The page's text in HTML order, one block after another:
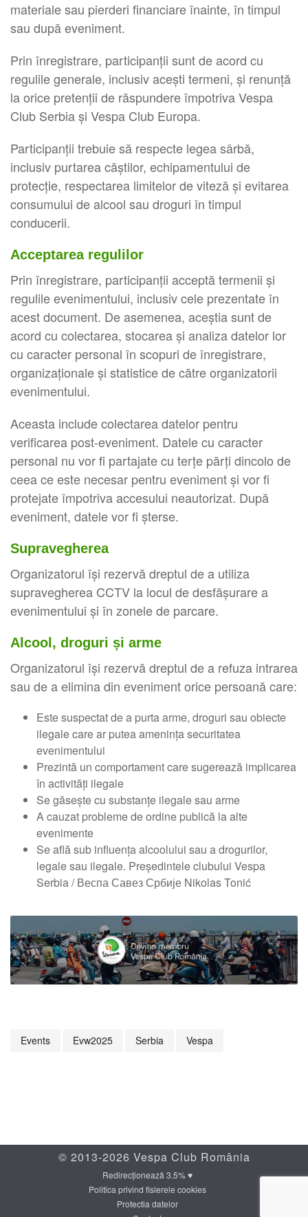
materiale sau pierderi financiare înainte, în timpul
sau după eveniment.
Prin înregistrare, participanții sunt de acord cu
regulile generale, inclusiv acești termeni, și renunță
la orice pretenții de răspundere împotriva Vespa
Club Serbia și Vespa Club Europa.
Participanții trebuie să respecte legea sârbă,
inclusiv purtarea căștilor, echipamentului de
protecție, respectarea limitelor de viteză și evitarea
consumului de alcool sau droguri în timpul
conducerii.
Acceptarea regulilor
Prin înregistrare, participanții acceptă termenii și
regulile evenimentului, inclusiv cele prezentate în
acest document. De asemenea, aceștia sunt de
acord cu colectarea, stocarea și analiza datelor lor
cu caracter personal în scopuri de înregistrare,
organizaționale și statistice de către organizatorii
evenimentului.
Aceasta include colectarea datelor pentru
verificarea post-eveniment. Datele cu caracter
personal nu vor fi partajate cu terțe părți dincolo de
ceea ce este necesar pentru eveniment și vor fi
protejate împotriva accesului neautorizat. După
eveniment, datele vor fi șterse.
Supravegherea
Organizatorul își rezervă dreptul de a utiliza
supravegherea CCTV la locul de desfășurare a
evenimentului și în zonele de parcare.
Alcool, droguri și arme
Organizatorul își rezervă dreptul de a refuza intrarea
sau de a elimina din eveniment orice persoană care:
Este suspectat de a purta arme, droguri sau obiecte
ilegale care ar putea amenința securitatea
evenimentului
Prezintă un comportament care sugerează implicarea
în activități ilegale
Se găsește cu substanțe ilegale sau arme
A cauzat probleme de ordine publică la alte
evenimente
Se află sub influența alcoolului sau a drogurilor,
legale sau ilegale. Președintele clubului Vespa
Serbia / Веспа Савез Србије Nikolas Tonić
Events Evw2025 Serbia Vespa
© 2013-2026 Vespa Club România
Redirecționează 3.5% ♥
Politica privind fisierele cookies
Protectia datelor